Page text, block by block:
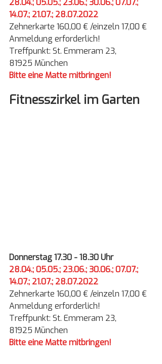
28.04.; 05.05.; 23.06.; 30.06.; 07.07.;
14.07.; 21.07.; 28.07.2022
Zehnerkarte 160,00 € /einzeln 17,00 €
Anmeldung erforderlich!
Treffpunkt: St. Emmeram 23,
81925 München
Bitte eine Matte mitbringen!
Fitnesszirkel im Garten
Donnerstag 17.30 - 18.30 Uhr
28.04.; 05.05.; 23.06.; 30.06.; 07.07.;
14.07.; 21.07.; 28.07.2022
Zehnerkarte 160,00 € /einzeln 17,00 €
Anmeldung erforderlich!
Treffpunkt: St. Emmeram 23,
81925 München
Bitte eine Matte mitbringen!